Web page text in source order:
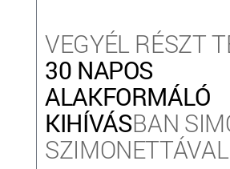
VEGYÉL RÉSZT
30 NAPOS
ALAKFORMÁLÓ
KIHÍVÁSBAN
SZIMONETTÁVAL